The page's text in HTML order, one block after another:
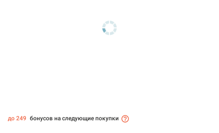
до 249 бонусов на следующие покупки